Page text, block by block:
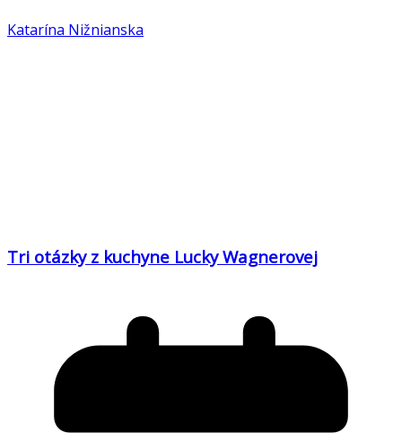
Katarína Nižnianska
Tri otázky z kuchyne Lucky Wagnerovej